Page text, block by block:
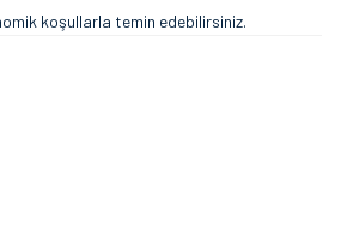
koşullarla temin edebilirsiniz.